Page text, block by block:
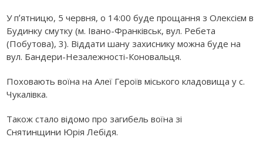
У пʼятницю, 5 червня, о 14:00 буде прощання з Олексієм в
Будинку смутку (м. Івано-Франківськ, вул. Ребета
(Побутова), 3). Віддати шану захиснику можна буде на
вул. Бандери-Незалежності-Коновальця.
Поховають воїна на Алеї Героїв міського кладовища у с.
Чукалівка.
Також стало відомо про загибель воїна зі
Снятинщини Юрія Лебідя.